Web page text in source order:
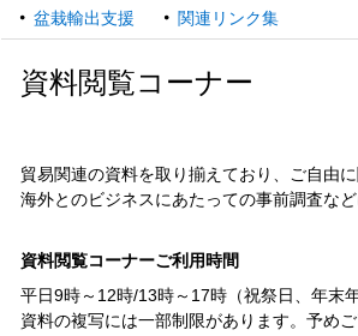
盆栽輸出支援
関連リンク集
資料閲覧コーナー
貿易関連の資料を取り揃えており、ご自由に
海外とのビジネスにあたっての事前調査など
資料閲覧コーナーご利用時間
平日9時～12時/13時～17時（祝祭日、年末
資料の複写には一部制限があります。予めご